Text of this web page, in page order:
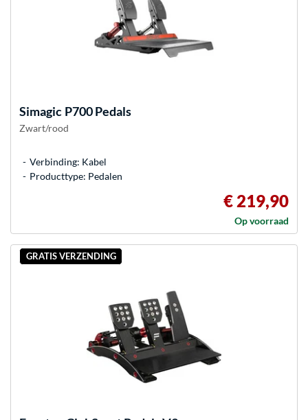
Simagic P700 Pedals
Zwart/rood
Verbinding: Kabel
Producttype: Pedalen
€ 219,90
Op voorraad
GRATIS VERZENDING